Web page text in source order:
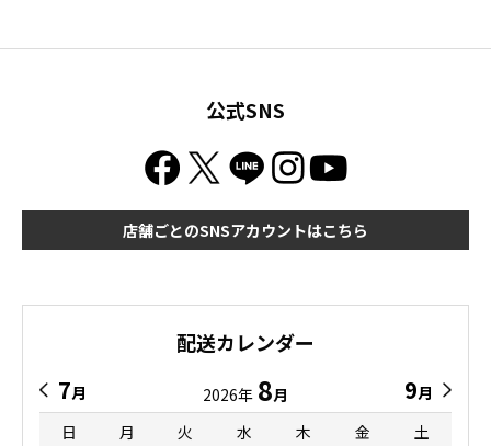
公式SNS
店舗ごとのSNSアカウントはこちら
配送カレンダー
7月 2026年 8月 9月
日
月 火 水 木 金
土